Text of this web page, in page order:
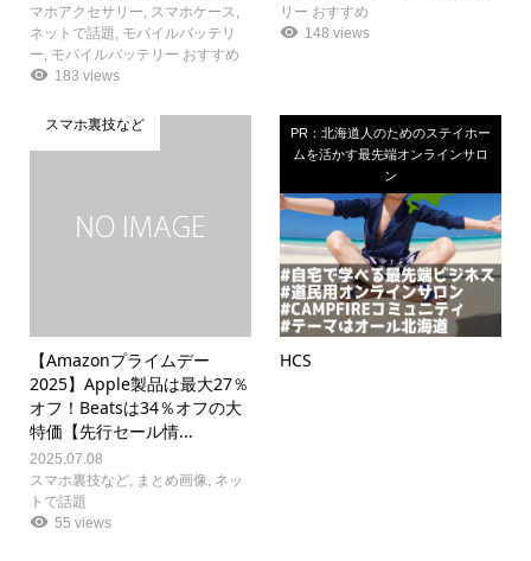
マホアクセサリー, スマホケース,
ネットで話題, モバイルバッテリ
ー, モバイルバッテリー おすすめ
183 views
リー おすすめ
148 views
スマホ裏技など
【Amazonプライムデー
2025】Apple製品は最大27％
オフ！Beatsは34％オフの大
特価【先行セール情...
2025.07.08
スマホ裏技など, まとめ画像 ネッ
トで話題
55 views
PR：北海道人のためのステイホー
ムを活かす最先端オンラインサロ
ン
HCS